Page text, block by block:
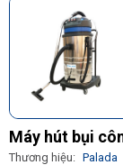
Máy hút bụi
Thương hiệu: Palada